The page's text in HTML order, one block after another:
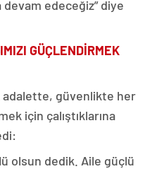
edeceğiz” diye
GÜÇLENDİRMEK
güvenlikte her
için çalıştıklarına
olsun dedik. Aile güçlü